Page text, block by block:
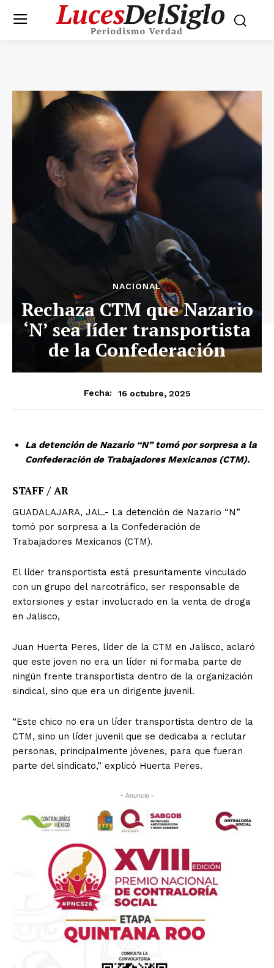
NACIONAL
Rechaza CTM que Nazario
‘N’ sea líder transportista
de la Confederación
Fecha: 16 octubre, 2025
La detención de Nazario “N” tomó por sorpresa a la
Confederación de Trabajadores Mexicanos (CTM).
STAFF / AR
GUADALAJARA, JAL.- La detención de Nazario “N”
tomó por sorpresa a la Confederación de
Trabajadores Mexicanos (CTM).
El líder transportista está presuntamente vinculado
con un grupo del narcotráfico, ser responsable de
extorsiones y estar involucrado en la venta de droga
en Jalisco,
Juan Huerta Peres, líder de la CTM en Jalisco, aclaró
que este joven no era un líder ni formaba parte de
ningún frente transportista dentro de la organización
sindical, sino que era un dirigente juvenil.
“Este chico no era un líder transportista dentro de la
CTM, sino un líder juvenil que se dedicaba a reclutar
personas, principalmente jóvenes, para que fueran
parte del sindicato,” explicó Huerta Peres.
- Anuncio -